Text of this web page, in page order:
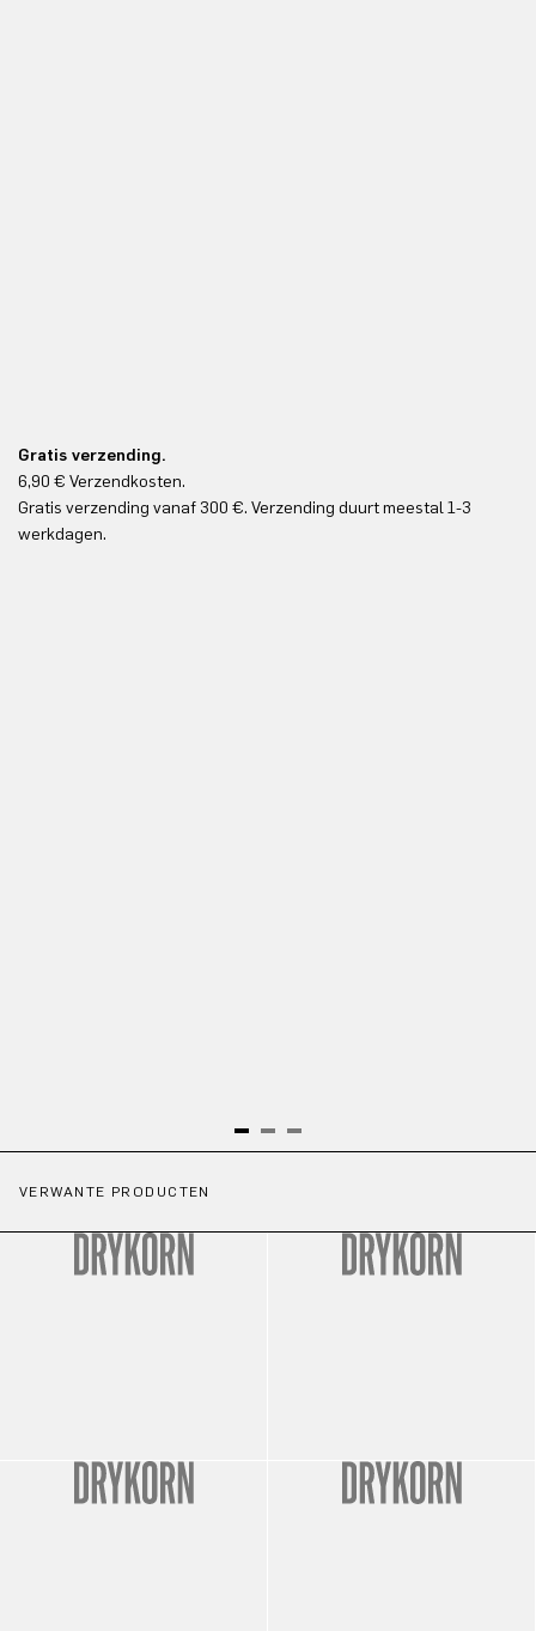
Gratis verzending.
6,90 € Verzendkosten.
Gratis verzending vanaf 300 €. Verzending duurt meestal 1-3
werkdagen.
VERWANTE PRODUCTEN